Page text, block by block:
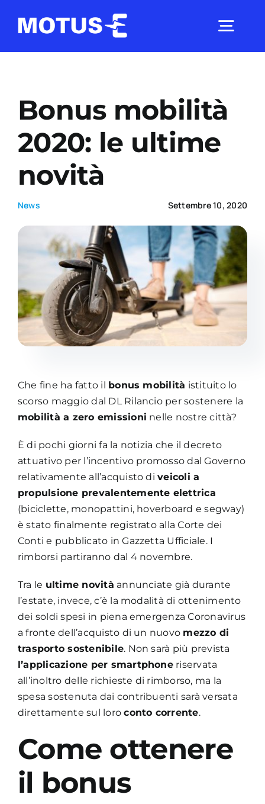
Studi e ricerche
Analisi di mercato
Comunicati Stampa
Academy
Bonus mobilità
2020: le ultime
novità
News Settembre 10, 2020
Che fine ha fatto il bonus mobilità istituito lo
scorso maggio dal DL Rilancio per sostenere la
mobilità a zero emissioni nelle nostre città?
È di pochi giorni fa la notizia che il decreto
attuativo per l’incentivo promosso dal Governo
relativamente all’acquisto diveicoli a
propulsione prevalentemente elettrica
(biciclette, monopattini, hoverboard e segway)
è stato finalmente registrato alla Corte dei
Conti e pubblicato in Gazzetta Ufficiale. I
rimborsi partiranno dal 4 novembre.
Tra le ultime novità annunciate già durante
l’estate, invece, c’è la modalità di ottenimento
dei soldi spesi in piena emergenza Coronavirus
a fronte dell’acquisto di un nuovo mezzo di
trasporto sostenibile. Non sarà più prevista
l’applicazione per smartphoneriservata
all’inoltro delle richieste di rimborso, ma la
spesa sostenuta dai contribuenti sarà versata
direttamente sul loroconto corrente.
Come ottenere
il bonus